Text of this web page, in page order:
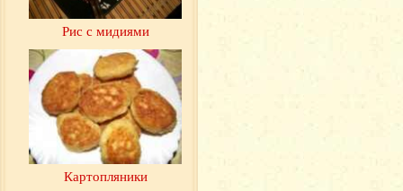
Рис с мидиями
Картопляники